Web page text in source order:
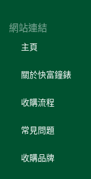
網站連結
主頁
關於快富鐘錶
收購流程
常見問題
收購品牌